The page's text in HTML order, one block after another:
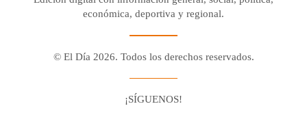
económica, deportiva y regional.
© El Día 2026. Todos los derechos reservados.
¡SÍGUENOS!